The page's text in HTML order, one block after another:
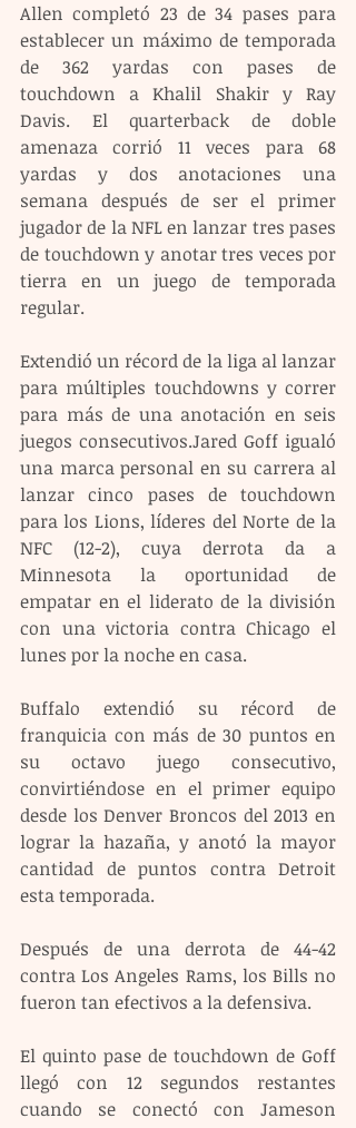
Allen completó 23 de 34 pases para
establecer un máximo de temporada
de 362 yardas con pases de
touchdown a Khalil Shakir y Ray
Davis. El quarterback de doble
amenaza corrió 11 veces para 68
yardas y dos anotaciones una
semana después de ser el primer
jugador de la NFL en lanzar tres pases
de touchdown y anotar tres veces por
tierra en un juego de temporada
regular.
Extendió un récord de la liga al lanzar
para múltiples touchdowns y correr
para más de una anotación en seis
juegos consecutivos.Jared Goff igualó
una marca personal en su carrera al
lanzar cinco pases de touchdown
para los Lions, líderes del Norte de la
NFC (12-2), cuya derrota da a
Minnesota la oportunidad de
empatar en el liderato de la división
con una victoria contra Chicago el
lunes por la noche en casa.
Buffalo extendió su récord de
franquicia con más de 30 puntos en
su octavo juego consecutivo,
convirtiéndose en el primer equipo
desde los Denver Broncos del 2013 en
lograr la hazaña, y anotó la mayor
cantidad de puntos contra Detroit
esta temporada.
Después de una derrota de 44-42
contra Los Angeles Rams, los Bills no
fueron tan efectivos a la defensiva.
El quinto pase de touchdown de Goff
llegó con 12 segundos restantes
cuando se conectó con Jameson